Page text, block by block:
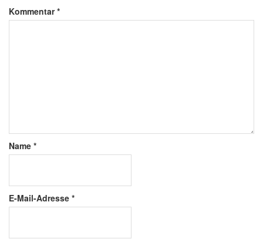
Kommentar*
Name *
E-Mail-Adresse *